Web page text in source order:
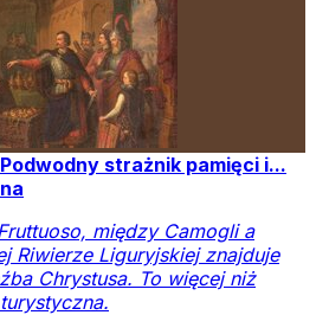
strażnik pamięci i...
między Camogli a
Riwierze Liguryjskiej znajduje
Chrystusa. To więcej niż